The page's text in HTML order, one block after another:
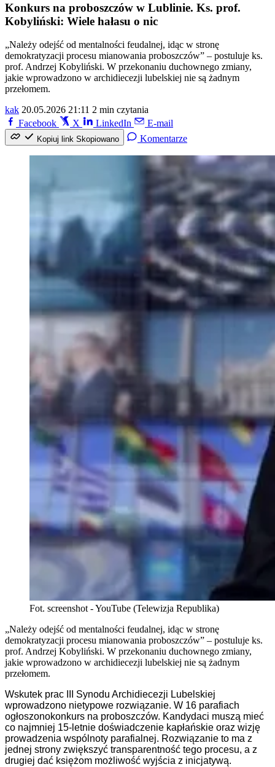
Konkurs na proboszczów w Lublinie. Ks. prof.
Kobyliński: Wiele hałasu o nic
„Należy odejść od mentalności feudalnej, idąc w stronę
demokratyzacji procesu mianowania proboszczów” – postuluje ks.
prof. Andrzej Kobyliński. W przekonaniu duchownego zmiany,
jakie wprowadzono w archidiecezji lubelskiej nie są żadnym
przełomem.
kak 20.05.2026 21:11 2 min czytania
Facebook
X LinkedIn E-mail
Kopiuj link Skopiowano Komentarze
Fot. screenshot - YouTube (Telewizja Republika)
„Należy odejść od mentalności feudalnej, idąc w stronę
demokratyzacji procesu mianowania proboszczów” – postuluje ks.
prof. Andrzej Kobyliński. W przekonaniu duchownego zmiany,
jakie wprowadzono w archidiecezji lubelskiej nie są żadnym
przełomem.
Wskutek prac III Synodu Archidiecezji Lubelskiej
wprowadzono nietypowe rozwiązanie. W 16 parafiach
ogłoszonokonkurs na proboszczów. Kandydaci muszą mieć
co najmniej 15-letnie doświadczenie kapłańskie oraz wizję
prowadzenia wspólnoty parafialnej. Rozwiązanie to ma z
jednej strony zwiększyć transparentność tego procesu, a z
drugiej dać księżom możliwość wyjścia z inicjatywą.